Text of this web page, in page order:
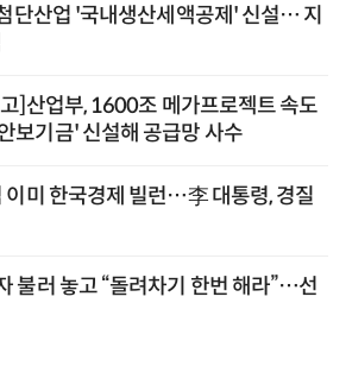
단산업 '국내생산세액공제' 신설… 지
]산업부, 1600조 메가프로젝트 속도
보기금' 신설해 공급망 사수
이미 한국경제 빌런…李 대통령, 경질
불러 놓고 “돌려차기 한번 해라”…선